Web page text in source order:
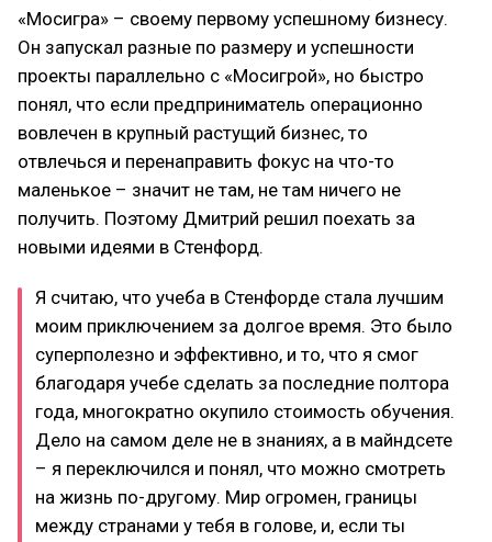
«Мосигра» – своему первому успешному бизнесу.
Он запускал разные по размеру и успешности
проекты параллельно с «Мосигрой», но быстро
понял, что если предприниматель операционно
вовлечен в крупный растущий бизнес, то
отвлечься и перенаправить фокус на что-то
маленькое – значит не там, не там ничего не
получить. Поэтому Дмитрий решил поехать за
новыми идеями в Стенфорд.
Я считаю, что учеба в Стенфорде стала лучшим
моим приключением за долгое время. Это было
суперполезно и эффективно, и то, что я смог
благодаря учебе сделать за последние полтора
года, многократно окупило стоимость обучения.
Дело на самом деле не в знаниях, а в майндсете
– я переключился и понял, что можно смотреть
на жизнь по-другому. Мир огромен, границы
между странами у тебя в голове, и, если ты